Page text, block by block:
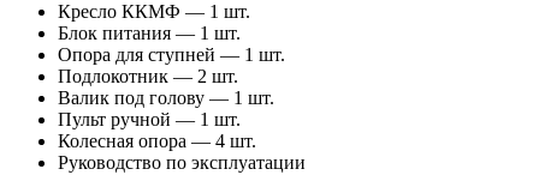
Кресло ККМФ — 1 шт.
Блок питания — 1 шт.
Опора для ступней — 1 шт.
Подлокотник — 2 шт.
Валик под голову — 1 шт.
Пульт ручной — 1 шт.
Колесная опора — 4 шт.
Руководство по эксплуатации